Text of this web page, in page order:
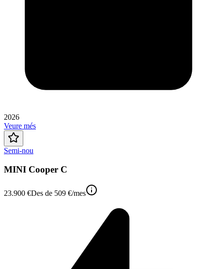
2026
Veure més
Semi-nou
MINI Cooper C
23.900 €Des de 509 €/mes